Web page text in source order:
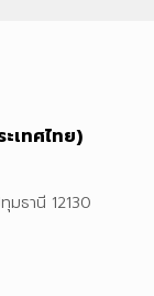
เทศไทย)
ธานี 12130